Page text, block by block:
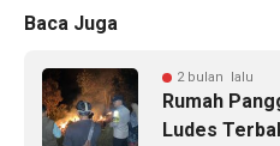
Baca Juga
2 bulan lalu
Rumah
Ludes